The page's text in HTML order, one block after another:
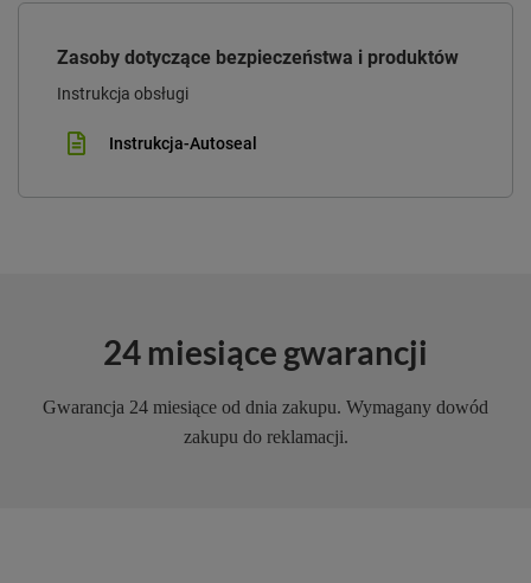
Zasoby dotyczące bezpieczeństwa i produktów
Instrukcja obsługi
Instrukcja-Autoseal
24 miesiące gwarancji
Gwarancja 24 miesiące od dnia zakupu. Wymagany dowód
zakupu do reklamacji.